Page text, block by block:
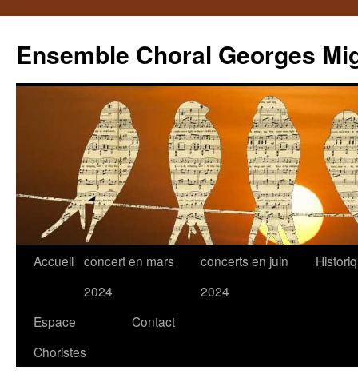
Ensemble Choral Georges
Aller
contenu
Accueil concert en mars
2024
concerts en juin
2024
Espace
Choristes
Contact